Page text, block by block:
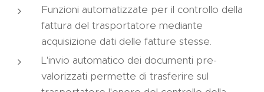
Funzioni automatizzate per il controllo della
fattura del trasportatore mediante
acquisizione dati delle fatture stesse.
L'invio automatico dei documenti pre-
valorizzati permette di trasferire sul